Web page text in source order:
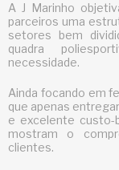
A J Marinho
parceiros uma
setores bem
quadra
necessidade.
Ainda focando em
que apenas
e excelente custo-
mostram o
clientes.